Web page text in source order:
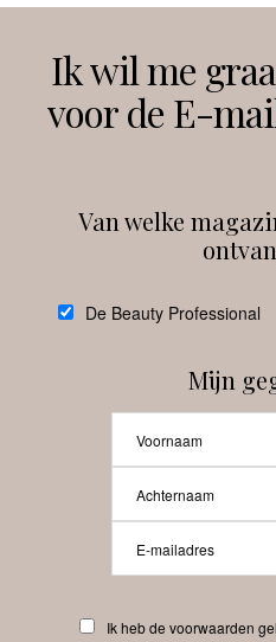
Instagram
Ik wil me
voor de E-
Van welke
De Beauty Professional
Mijn
Ik heb de voorwaarden